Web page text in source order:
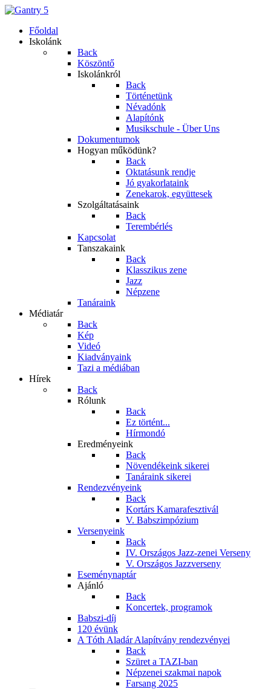
Főoldal
Iskolánk
Back
Köszöntő
Iskolánkról
Back
Történetünk
Névadónk
Alapítónk
Musikschule - Über Uns
Dokumentumok
Hogyan működünk?
Back
Oktatásunk rendje
Jó gyakorlataink
Zenekarok, együttesek
Szolgáltatásaink
Back
Terembérlés
Kapcsolat
Tanszakaink
Back
Klasszikus zene
Jazz
Népzene
Tanáraink
Médiatár
Back
Kép
Videó
Kiadványaink
Tazi a médiában
Hírek
Back
Rólunk
Back
Ez történt...
Hírmondó
Eredményeink
Back
Növendékeink sikerei
Tanáraink sikerei
Rendezvényeink
Back
Kortárs Kamarafesztivál
V. Babszimpózium
Versenyeink
Back
IV. Országos Jazz-zenei Verseny
V. Országos Jazzverseny
Eseménynaptár
Ajánló
Back
Koncertek, programok
Babszi-díj
120 évünk
A Tóth Aladár Alapítvány rendezvényei
Back
Szüret a TAZI-ban
Népzenei szakmai napok
Farsang 2025